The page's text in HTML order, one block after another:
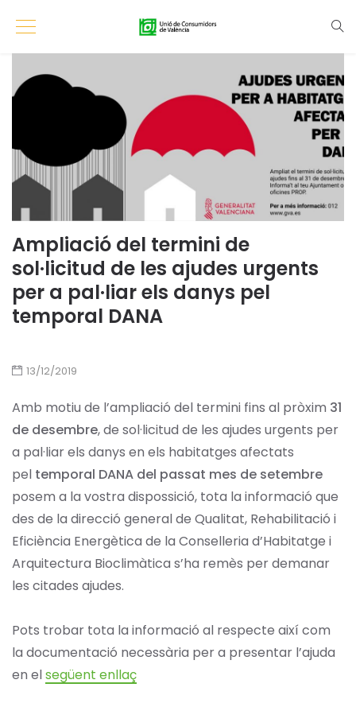
Ampliació del termini de
sol·licitud de les ajudes urgents
per a pal·liar els danys pel
temporal DANA
13/12/2019
Amb motiu de l’ampliació del termini fins al pròxim 31
de desembre, de sol·licitud de les ajudes urgents per
a pal·liar els danys en els habitatges afectats
pel temporal DANA del passat mes de setembre
posem a la vostra dispossició, tota la informació que
des de la direcció general de Qualitat, Rehabilitació i
Eficiència Energètica de la Conselleria d’Habitatge i
Arquitectura Bioclimàtica s’ha remès per demanar
les citades ajudes.
Pots trobar tota la informació al respecte així com
la documentació necessària per a presentar l’ajuda
en elsegüent enllaç